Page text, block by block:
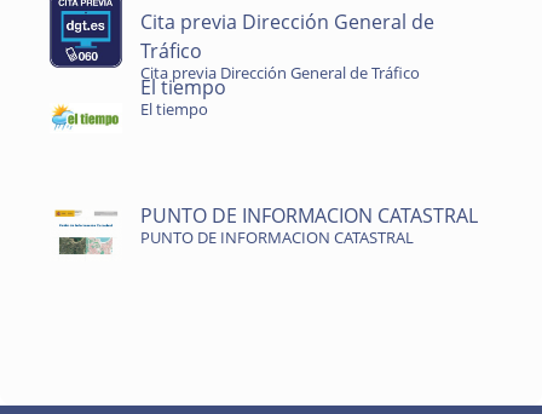
Cita previa Dirección General de
Tráfico
Cita previa Dirección General de Tráfico
El tiempo
El tiempo
PUNTO DE INFORMACION CATASTRAL
PUNTO DE INFORMACION CATASTRAL